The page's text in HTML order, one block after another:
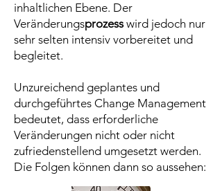
inhaltlichen Ebene. Der
Veränderungsprozesswird jedoch nur
sehr selten intensiv vorbereitet und
begleitet.
Unzureichend geplantes und
durchgeführtes Change Management
bedeutet, dass erforderliche
Veränderungen nicht oder nicht
zufriedenstellend umgesetzt werden.
Die Folgen können dann so aussehen: